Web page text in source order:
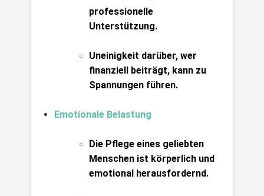
professionelle
Unterstützung.
Uneinigkeit darüber, wer
finanziell beiträgt, kann zu
Spannungen führen.
Emotionale Belastung
Die Pflege eines geliebten
Menschen ist körperlich und
emotional herausfordernd.